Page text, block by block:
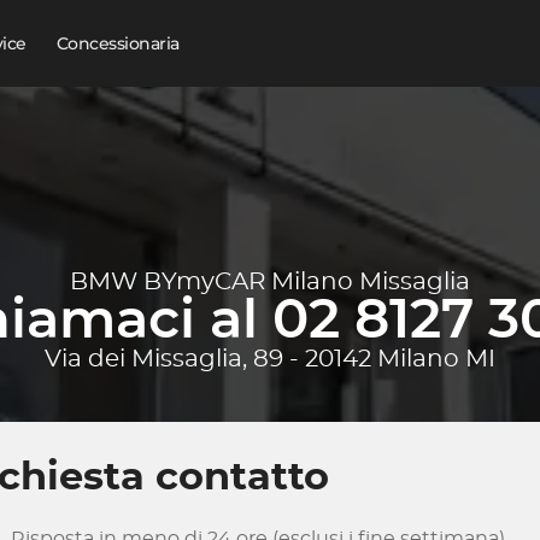
Concessionaria
BMW BYmyCAR Milano Missaglia
al 02 8127
Via dei Missaglia, 89 - 20142 Milano MI
contatto